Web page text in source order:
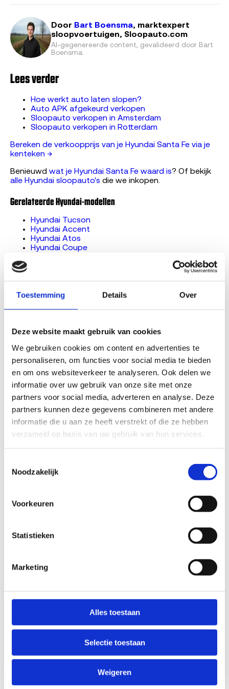
Toestemming Details Over
Deze website maakt gebruik van cookies
We gebruiken cookies om content en advertenties te
personaliseren, om functies voor social media te bieden
en om ons websiteverkeer te analyseren. Ook delen we
informatie over uw gebruik van onze site met onze
partners voor social media, adverteren en analyse. Deze
partners kunnen deze gegevens combineren met andere
informatie die u aan ze heeft verstrekt of die ze hebben
verzameld op basis van uw gebruik van hun services.
Noodzakelijk
Voorkeuren
Statistieken
Marketing
Alles toestaan
Selectie toestaan
Weigeren
Door Bart Boensma, marktexpert
sloopvoertuigen, Sloopauto.com
AI-gegenereerde content, gevalideerd door Bart
Boensma
Lees verder
Hoe werkt auto laten slopen?
Auto APK afgekeurd verkopen
Sloopauto verkopen in Amsterdam
Sloopauto verkopen in Rotterdam
Bereken de verkoopprijs van je Hyundai Santa Fe via je
kenteken →
Benieuwd wat je Hyundai Santa Fe waard is? Of bekijk
alle Hyundai sloopauto's die we inkopen.
Gerelateerde Hyundai-modellen
Hyundai Tucson
Hyundai Accent
Hyundai Atos
Hyundai Coupe
Bekende mankementen bij de Hyundai Santa Fe volgens
RDW-terugroepacties
De RDW registreert terugroepacties per model. Voor de
voren. Een terugroepactie betekent niet dat jouw auto
stuk is: controleer met je kenteken bij de RDW of er een
openstaande actie loopt. De genoemde
reparatiebedragen zijn indicatief voor de Nederlandse
markt en verschillen per uitvoering en werkplaats.
Motor inclusief brandstof-, smeer- en
koelsysteem:De opening tussen de brandstoftank
en de bevestigingsband is te smal hierdoor kan
mogelijk de tank beschadigd raken en brandstof
lekken in het geval van een zijdelingse aanrijding.
Carrosserie (beschermingsmiddelen
kan beknelt raken en kortsluiting veroorzaken. Dit
kan leiden tot een onjuiste werking van de airbags.
instrumentenpaneel kunnen plotseling in
spiegelbeeld weergegeven worden.Indicatieve
reparatie: € 150 tot € 600.
onvoldoende beschermd tegen corrosie. De
mogelijkheid bestaat dat deze doorroesten en als
gevolg daarvan vervormen, scheuren en/of breken.
Indicatieve reparatie: € 250 tot € 800.